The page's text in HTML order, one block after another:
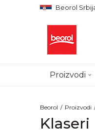
Beorol
Proizvodi
Beorol Proizvodi
Klaseri